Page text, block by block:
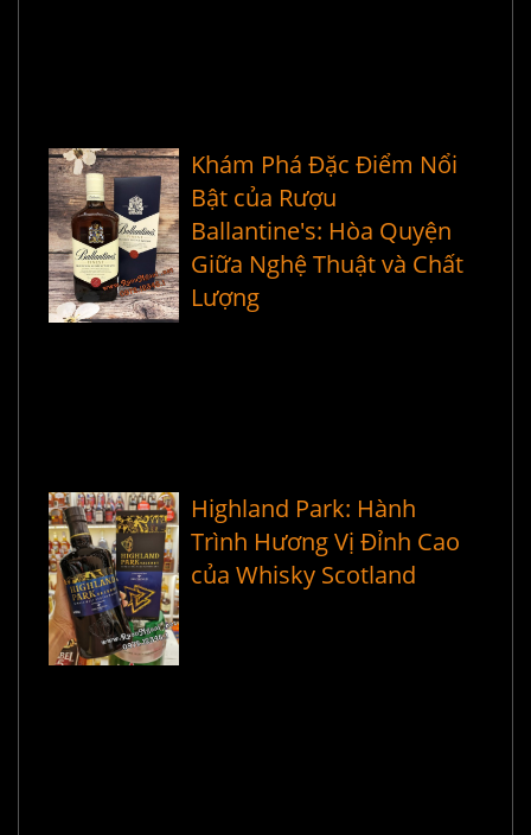
Khám Phá Đặc Điểm Nổi
Bật của Rượu
Ballantine's: Hòa Quyện
Giữa Nghệ Thuật và Chất
Lượng
Highland Park: Hành
Trình Hương Vị Đỉnh Cao
của Whisky Scotland